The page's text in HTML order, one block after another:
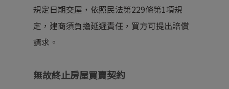
規定日期交屋，依照民法第229條第1項規
定，建商須負擔延遲責任，買方可提出賠償
請求。
無故終止房屋買賣契約